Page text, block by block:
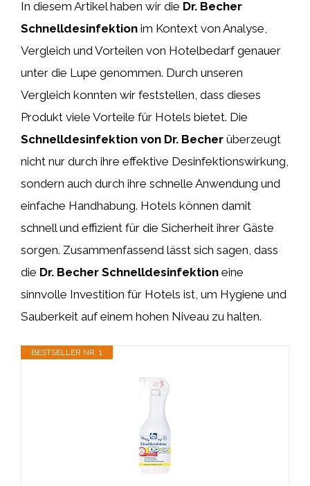
In diesem Artikel haben wir die Dr. Becher
Schnelldesinfektion im Kontext von Analyse,
Vergleich und Vorteilen von Hotelbedarf genauer
unter die Lupe genommen. Durch unseren
Vergleich konnten wir feststellen, dass dieses
Produkt viele Vorteile für Hotels bietet. Die
Schnelldesinfektion von Dr. Becher überzeugt
nicht nur durch ihre effektive Desinfektionswirkung,
sondern auch durch ihre schnelle Anwendung und
einfache Handhabung. Hotels können damit
schnell und effizient für die Sicherheit ihrer Gäste
sorgen. Zusammenfassend lässt sich sagen, dass
die Dr. Becher Schnelldesinfektion eine
sinnvolle Investition für Hotels ist, um Hygiene und
Sauberkeit auf einem hohen Niveau zu halten.
BESTSELLER NR. 1